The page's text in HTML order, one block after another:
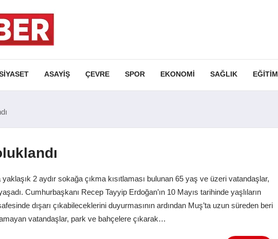
ASAYIŞ ÇEVRE SPOR EKONOMI SAĞLIK EĞITIM
2 aydır sokağa çıkma kısıtlaması bulunan 65 yaş ve üzeri vatandaşlar,
Cumhurbaşkanı Recep Tayyip Erdoğan’ın 10 Mayıs tarihinde yaşlıların
dışarı çıkabileceklerini duyurmasının ardından Muş’ta uzun süreden beri
vatandaşlar, park ve bahçelere çıkarak…